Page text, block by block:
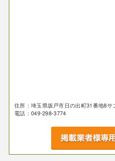
住所：埼玉県坂戸市日の出町31番地8サ
電話：049-298-3774